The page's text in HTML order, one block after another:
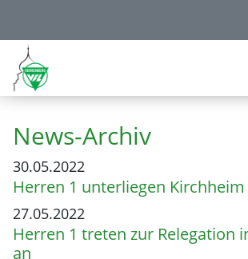
News-Archiv
30.05.2022
Herren 1 unterliegen Kirchheim
27.05.2022
Herren 1 treten zur Relegation
an